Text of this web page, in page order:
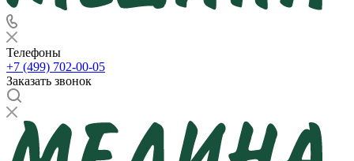
Телефоны
+7 (499) 702-00-05
Заказать звонок